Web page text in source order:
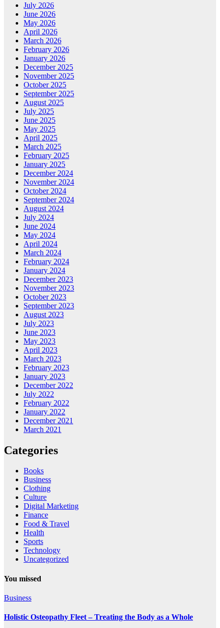
July 2026
June 2026
May 2026
April 2026
March 2026
February 2026
January 2026
December 2025
November 2025
October 2025
September 2025
August 2025
July 2025
June 2025
May 2025
April 2025
March 2025
February 2025
January 2025
December 2024
November 2024
October 2024
September 2024
August 2024
July 2024
June 2024
May 2024
April 2024
March 2024
February 2024
January 2024
December 2023
November 2023
October 2023
September 2023
August 2023
July 2023
June 2023
May 2023
April 2023
March 2023
February 2023
January 2023
December 2022
July 2022
February 2022
January 2022
December 2021
March 2021
Categories
Books
Business
Clothing
Culture
Digital Marketing
Finance
Food & Travel
Health
Sports
Technology
Uncategorized
You missed
Business
Holistic Osteopathy Fleet – Treating the Body as a Whole